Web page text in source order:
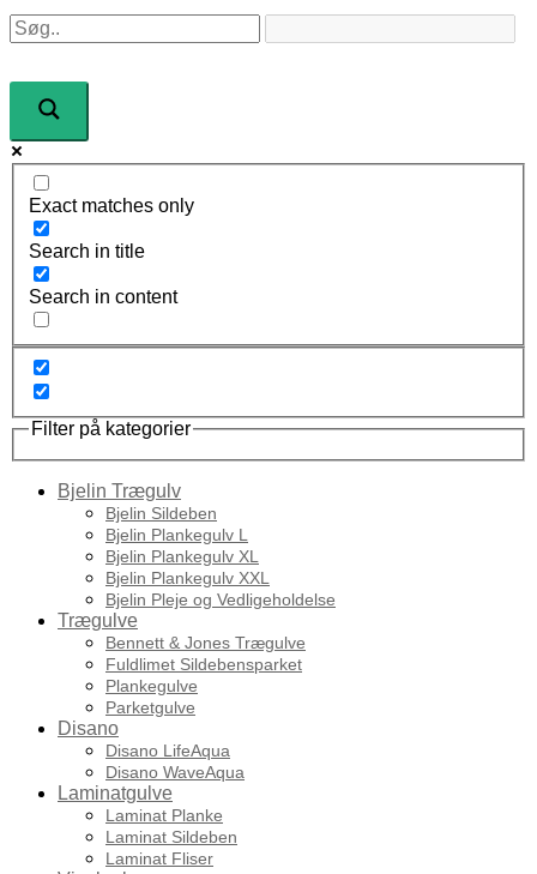
Exact matches only
Search in title
Search in content
Filter på kategorier
Bjelin Trægulv
Bjelin Sildeben
Bjelin Plankegulv L
Bjelin Plankegulv XL
Bjelin Plankegulv XXL
Bjelin Pleje og Vedligeholdelse
Trægulve
Bennett & Jones Trægulve
Fuldlimet Sildebensparket
Plankegulve
Parketgulve
Disano
Disano LifeAqua
Disano WaveAqua
Laminatgulve
Laminat Planke
Laminat Sildeben
Laminat Fliser